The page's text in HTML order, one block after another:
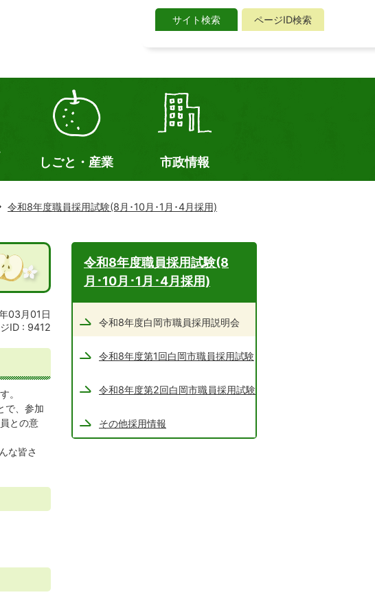
サイト検索
ページID検索
イ
検
しごと・産業 市政情報
令和8年度職員採用試験(8月･10月･1月･4月採用)
03月01日
ID : 9412
。
で、参加
との意
な皆さ
令和8年度職員採用試験(8
月･10月･1月･4月採用)
令和8年度白岡市職員採用説明会
令和8年度第1回白岡市職員採用試験
令和8年度第2回白岡市職員採用試験
その他採用情報